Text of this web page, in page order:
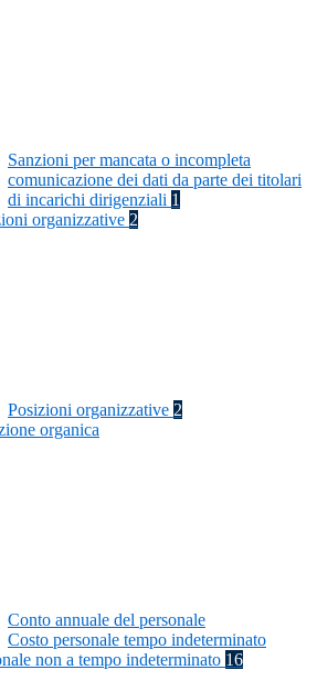
Sanzioni per mancata o incompleta
comunicazione dei dati da parte dei titolari
di incarichi dirigenziali 1
organizzative 2
Posizioni organizzative 2
organica
Conto annuale del personale
Costo personale tempo indeterminato
non a tempo indeterminato 16